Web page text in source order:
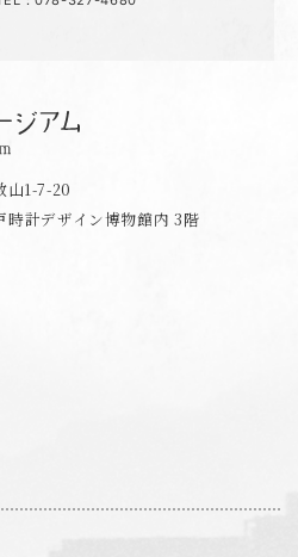
山1-7-20
計デザイン博物館内 3階